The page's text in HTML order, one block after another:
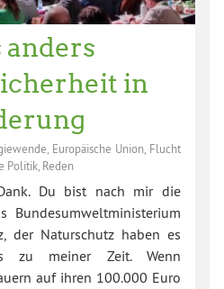
anders
in
Europäische Union Flucht
Politik Reden
Du bist nach mir die
Bundesumweltministerium
der Naturschutz haben es
zu meiner Zeit. Wenn
auf ihren 100.000 Euro